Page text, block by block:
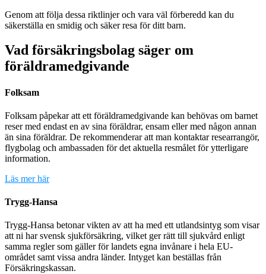
Genom att följa dessa riktlinjer och vara väl förberedd kan du
säkerställa en smidig och säker resa för ditt barn.
Vad försäkringsbolag säger om
föräldramedgivande
Folksam
Folksam påpekar att ett föräldramedgivande kan behövas om barnet
reser med endast en av sina föräldrar, ensam eller med någon annan
än sina föräldrar. De rekommenderar att man kontaktar researrangör,
flygbolag och ambassaden för det aktuella resmålet för ytterligare
information.
Läs mer här
Trygg-Hansa
Trygg-Hansa betonar vikten av att ha med ett utlandsintyg som visar
att ni har svensk sjukförsäkring, vilket ger rätt till sjukvård enligt
samma regler som gäller för landets egna invånare i hela EU-
området samt vissa andra länder. Intyget kan beställas från
Försäkringskassan.